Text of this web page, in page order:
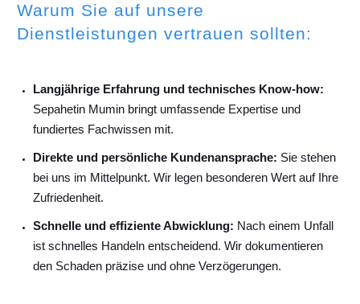
Warum Sie auf unsere
Dienstleistungen vertrauen sollten:
Langjährige Erfahrung und technisches Know-how:
Sepahetin Mumin bringt umfassende Expertise und
fundiertes Fachwissen mit.
Direkte und persönliche Kundenansprache: Sie stehen
bei uns im Mittelpunkt. Wir legen besonderen Wert auf Ihre
Zufriedenheit.
Schnelle und effiziente Abwicklung: Nach einem Unfall
ist schnelles Handeln entscheidend. Wir dokumentieren
den Schaden präzise und ohne Verzögerungen.